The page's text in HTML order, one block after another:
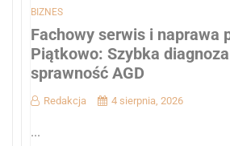
BIZNES
Fachowy serwis i naprawa
Piątkowo: Szybka diagnoza
sprawność AGD
Redakcja 4 sierpnia, 2026
...